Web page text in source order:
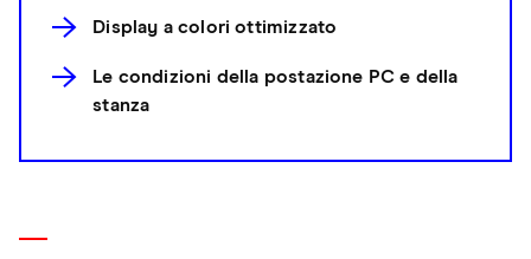
Display a colori ottimizzato
Le condizioni della postazione PC e della
stanza